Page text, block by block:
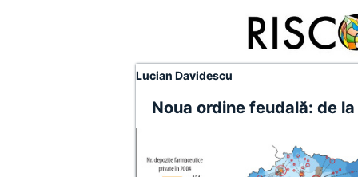
Lucian Davidescu
Noua ordine feudală: de